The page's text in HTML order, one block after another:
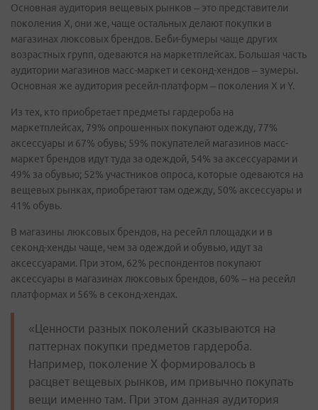
Основная аудитория вещевых рынков – это представители
поколения Х, они же, чаще остальных делают покупки в
магазинах люксовых брендов. Беби-бумеры чаще других
возрастных групп, одеваются на маркетплейсах. Большая часть
аудитории магазинов масс-маркет и секонд-хендов – зумеры.
Основная же аудитория ресейл-платформ – поколения Х и Y.
Из тех, кто приобретает предметы гардероба на
маркетплейсах, 79% опрошенных покупают одежду, 77%
аксессуары и 67% обувь; 59% покупателей магазинов масс-
маркет брендов идут туда за одеждой, 54% за аксессуарами и
49% за обувью; 52% участников опроса, которые одеваются на
вещевых рынках, приобретают там одежду, 50% аксессуары и
41% обувь.
В магазины люксовых брендов, на ресейл площадки и в
секонд-хенды чаще, чем за одеждой и обувью, идут за
аксессуарами. При этом, 62% респондентов покупают
аксессуары в магазинах люксовых брендов, 60% – на ресейл
платформах и 56% в секонд-хендах.
«Ценности разных поколений сказываются на
паттернах покупки предметов гардероба.
Например, поколение Х формировалось в
расцвет вещевых рынков, им привычно покупать
вещи именно там. При этом данная аудитория